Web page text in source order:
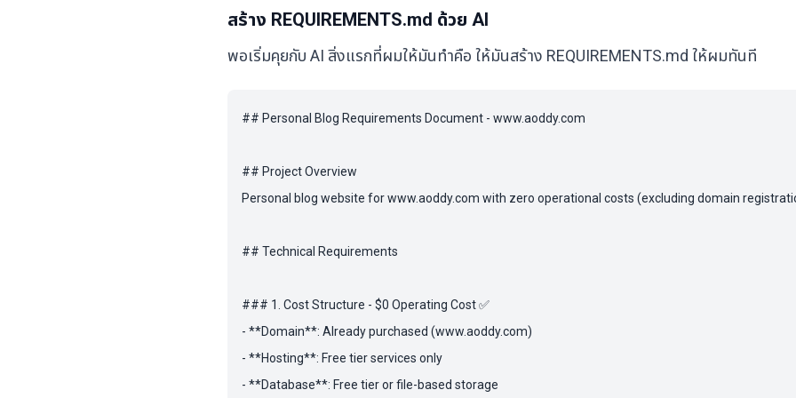
สร้าง REQUIREMENTS.md ด้วย AI
พอเริ่มคุยกับ AI สิ่งแรกที่ผมให้มันทำคือ ให้มันสร้าง REQUIREMENTS.md ให้ผมทันที
## Personal Blog Requirements Document - www.aoddy.com
## Project Overview
Personal blog website for www.aoddy.com with zero operational costs (excluding domain
## Technical Requirements
### 1. Cost Structure - $0 Operating Cost ✅
- **Domain**: Already purchased (www.aoddy.com)
- **Hosting**: Free tier services only
- **Database**: Free tier or file-based storage